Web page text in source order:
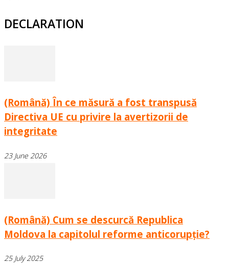
DECLARATION
(Română) În ce măsură a fost transpusă
Directiva UE cu privire la avertizorii de
integritate
23 June 2026
(Română) Cum se descurcă Republica
Moldova la capitolul reforme anticorupție?
25 July 2025